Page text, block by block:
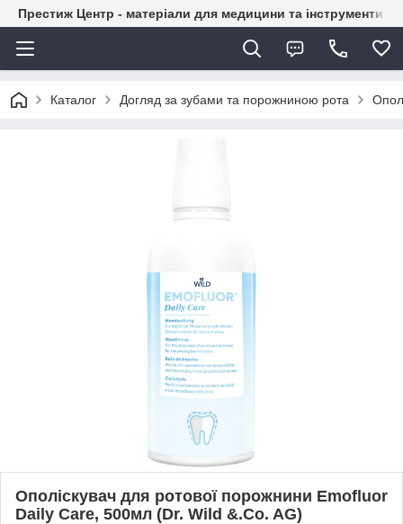
Престиж Центр - матеріали для медицини та інструменти
Каталог Догляд за зубами та порожниною рота
Ополіскувач для ротової порожнини Emofluor
Daily Care, 500мл (Dr. Wild &.Co. AG)